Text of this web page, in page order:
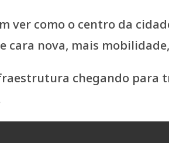
ver como o centro da
cara nova, mais
chegando para